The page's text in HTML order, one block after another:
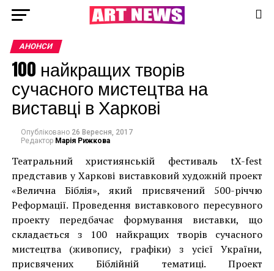
АНОНСИ
100 найкращих творів
сучасного мистецтва на
виставці в Харкові
Опубліковано 26 Вересня, 2017
Редактор Марія Рижкова
Театральний християнській фестиваль tX-fest
представив у Харкові виставковий художній проект
«Велична Біблія», який присвячений 500-річчю
Реформації. Проведення виставкового пересувного
проекту передбачає формування виставки, що
складається з 100 найкращих творів сучасного
мистецтва (живопису, графіки) з усієї України,
присвячених Біблійній тематиці. Проект